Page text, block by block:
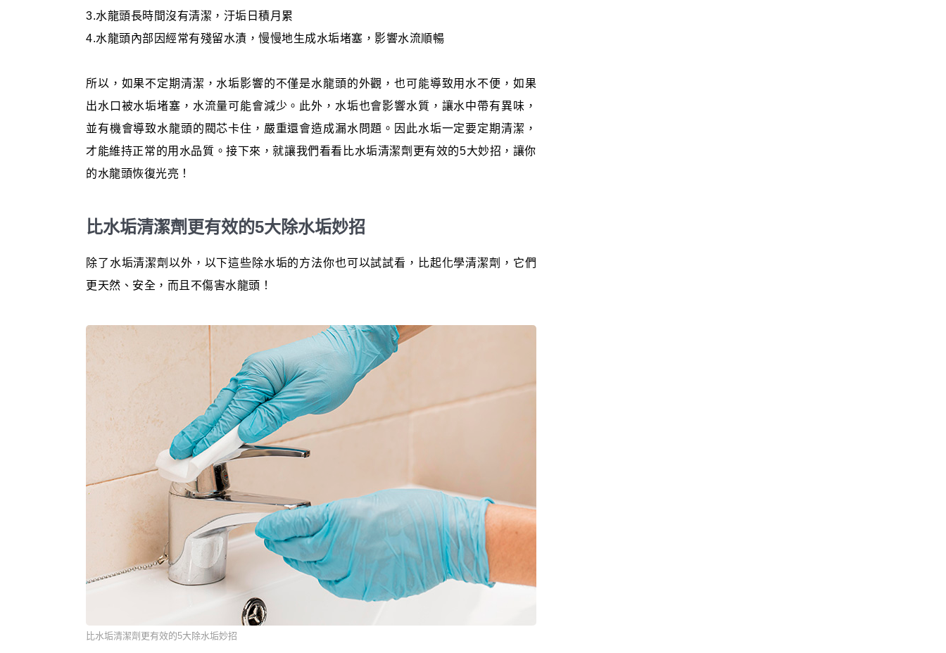
3.水龍頭長時間沒有清潔，汙垢日積月累
4.水龍頭內部因經常有殘留水漬，慢慢地生成水垢堵塞，影響水流順暢
所以，如果不定期清潔，水垢影響的不僅是水龍頭的外觀，也可能導致用水不便，如果
出水口被水垢堵塞，水流量可能會減少。此外，水垢也會影響水質，讓水中帶有異味，
並有機會導致水龍頭的閥芯卡住，嚴重還會造成漏水問題。因此水垢一定要定期清潔，
才能維持正常的用水品質。接下來，就讓我們看看比水垢清潔劑更有效的5大妙招，讓你
的水龍頭恢復光亮！
比水垢清潔劑更有效的5大除水垢妙招
除了水垢清潔劑以外，以下這些除水垢的方法你也可以試試看，比起化學清潔劑，它們
更天然、安全，而且不傷害水龍頭！
比水垢清潔劑更有效的5大除水垢妙招